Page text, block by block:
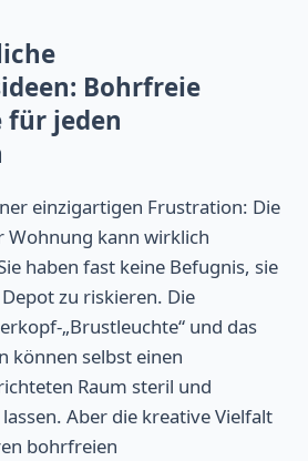
Bohrfreie
für jeden
einzigartigen Frustration: Die
Wohnung kann wirklich
haben fast keine Befugnis, sie
zu riskieren. Die
„Brustleuchte“ und das
können selbst einen
Raum steril und
Aber die kreative Vielfalt
bohrfreien